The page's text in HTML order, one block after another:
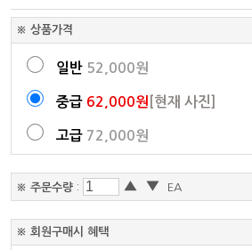
※ 상품가격
일반 52,000원
중급 62,000원 [현재 사진]
고급 72,000원
※ 주문수량: ▲ ▼ EA
※ 회원구매시 혜택